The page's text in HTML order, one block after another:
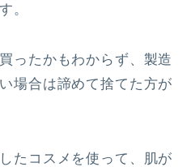
。
ったかもわからず、製造
場合は諦めて捨てた方が
たコスメを使って、肌が